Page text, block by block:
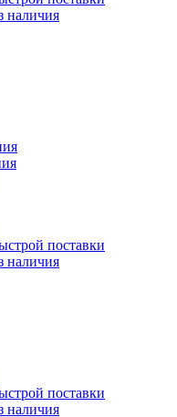
поставки
поставки